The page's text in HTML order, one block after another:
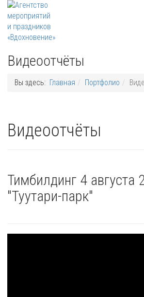
Видеоотчёты
Вы здесь: Главная Портфолио
Видеоотчёты
Тимбилдинг 4 августа
"Туутари-парк"